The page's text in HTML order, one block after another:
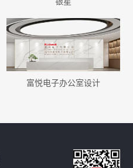
富悦电子办公室设计